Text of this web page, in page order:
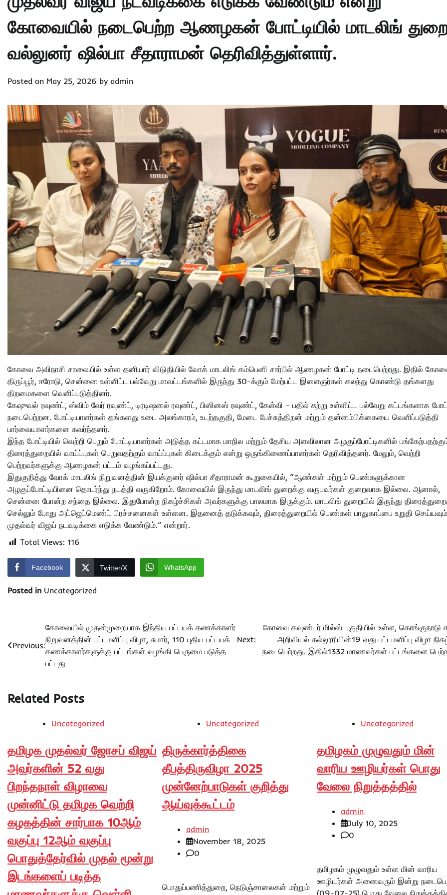
கோவையில் நடைபெற்ற ஆணழகன் போட்டியில் மாடலிங்
வல்லுனர் ஷில்பா சீதாராமன் தெரிவித்துள்ளார்.
Posted on May 25, 2026 by admin
கோவை அவிநாசி சாலையில் உள்ள தனியார் விடுதியில் வோக் மாடலிங் கம்பெனி சார்பில் ஆணழகன் போட்டி நடைபெற்றது. இதில்
திருப்பூர், ஈரோடு, சென்னை உள்ளிட்ட பல்வேறு மாவட்டங்களில் இருந்து 30-க்கும் மேற்பட்ட இளைஞர்கள் கலந்து கொண்டு தங்களது
திறமைகளை வெளிப்படுத்தினர்.
கேஷுவல் ரவுண்ட், ஸ்விம் வேர் ரவுண்ட், டிரடிஷனல் ரவுண்ட், பிஸினஸ் ரவுண்ட், கேள்வி – பதில் சுற்று உள்ளிட்ட பல்வேறு கட்டங்களாக
நடைபெற்றன. போட்டியாளர்கள் தங்களது உடை அலங்காரம், உடற்தகுதி, மேடை பேச்சுத்திறன் மற்றும் தன்னம்பிக்கையை வெளிப்படுத்தி
பார்வையாளர்களை கவர்ந்தனர்.
இந்த போட்டியில் வெற்றி பெறும் போட்டியாளர்கள் அடுத்த கட்டமாக மாநில மற்றும் தேசிய அளவிலான அழகுப்போட்டிகளில்
திரைத்துறையில் வாய்ப்புகள் பெறுவதற்கும் வாய்ப்புகள் கிடைக்கும் என்று ஒருங்கிணைப்பாளர்கள் தெரிவித்தனர். மேலும், வெற்றி
பெற்றவர்களுக்கு ஆணழகன் பட்டம் வழங்கப்பட்டது.
இதுகுறித்து வோக் மாடலிங் நிறுவனத்தின் இயக்குனர் ஷில்பா சீதாராமன் கூறுகையில், “ஆண்கள் மற்றும் பெண்களுக்கான
அழகுப்போட்டியினை தொடர்ந்து நடத்தி வருகிறோம். கோவையில் இருந்து மாடலிங் துறைக்கு வருபவர்கள் குறைவாக இல்லை. ஆனால்,
சென்னை போன்ற சந்தை இல்லை. இதுபோன்ற நிகழ்ச்சிகள் அவர்களுக்கு பாலமாக இருக்கும். மாடலிங் துறையில் இருந்து
செல்லும் போது அட்ஜெட்மெண்ட் பிரச்சனைகள் உள்ளன. இதனைத் தடுக்கவும், திரைத்துறையில் பெண்கள் பாதுகாப்பை உறுதி செய்யவும்
முதல்வர் விஜய் நடவடிக்கை எடுக்க வேண்டும்.” என்றார்.
Total Views: 116
Facebook Twitter/X WhatsApp
Posted in Uncategorized
navigation
Previous:
கோவையில் முதன்முறையாக இந்திய பட்டயக் கணக்காளர்
நிறுவனத்தின் பட்டமளிப்பு விழா, சுமார், 110 புதிய பட்டயக்
கணக்காளர்களுக்கு பட்டங்கள் வழங்கி பெருமை படுத்த
பட்டது
Next:
கோவை கவுண்டர் மில்ஸ் பகுதியில் உள்ள, கொங்குநாடு
அறிவியல் கல்லூரியின்19 வது பட்டமளிப்பு விழா
நடைபெற்றது. இதில்1332 மாணவர்கள் பட்டங்களை
Related Posts
Uncategorized
தமிழக முதல்வர் ஜோசப் விஜய்
அவர்களின் 52 வது
பிறந்தநாள் விழாவை
முன்னிட்டு தமிழக வெற்றி
கழகத்தின் சார்பாக 10ஆம்
வகுப்பு 12ஆம் வகுப்பு
பொதுத்தேர்வில் முதல் மூன்று
இடங்களைப் படித்த
Uncategorized
திருக்கார்த்திகை
தீபத்திருவிழா 2025
முன்னேற்பாடுகள் குறித்து
ஆய்வுக்கூட்டம்
admin
November 18, 2025
0
பொதுப்பணித்துறை, நெடுஞ்சாலைகள் மற்றும்
Uncategorized
தமிழகம் முழுவதும் மின்
வாரிய ஊழியர்கள் பொது
வேலை நிறுத்தத்தில்
admin
July 10, 2025
0
தமிழகம் முழுவதும் உள்ள மின் வாரிய
ஊழியர்கள் அனைவரும் இன்று
(09-07-25) பொது வேலை